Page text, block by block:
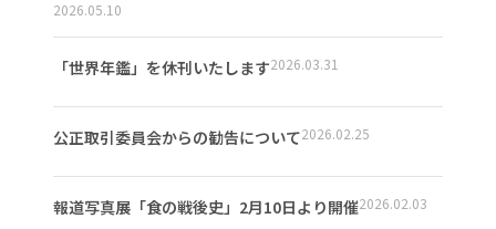
2026.05.10
「世界年鑑」を休刊いたします2026.03.31
公正取引委員会からの勧告について2026.02.25
報道写真展「食の戦後史」2月10日より開催2026.02.03